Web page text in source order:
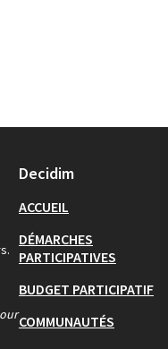
Decidim
ACCUEIL
DÉMARCHES
PARTICIPATIVES
BUDGET PARTICIPATIF
COMMUNAUTÉS